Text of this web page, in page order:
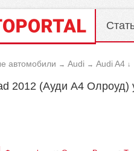
автомобили → Audi → Audi A4 ↓
2012 (Ауди А4 Олроуд)